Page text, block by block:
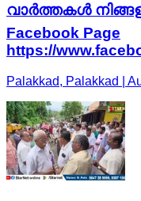
വാർത്തകൾ
Facebook Page
https://
Palakkad, Palakkad |